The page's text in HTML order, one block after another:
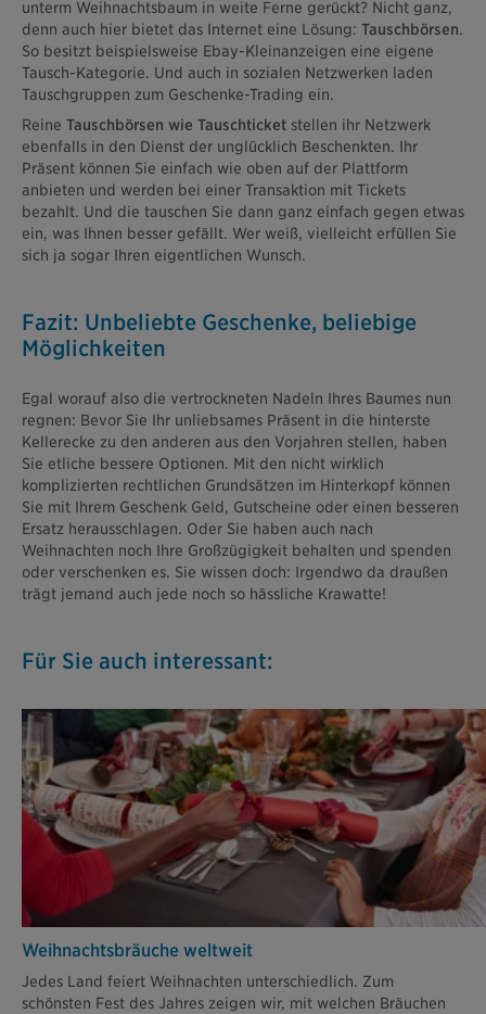
unterm Weihnachtsbaum in weite Ferne gerückt? Nicht ganz,
denn auch hier bietet das Internet eine Lösung: Tauschbörsen.
So besitzt beispielsweise Ebay-Kleinanzeigen eine eigene
Tausch-Kategorie. Und auch in sozialen Netzwerken laden
Tauschgruppen zum Geschenke-Trading ein.
Reine Tauschbörsen wie Tauschticket stellen ihr Netzwerk
ebenfalls in den Dienst der unglücklich Beschenkten. Ihr
Präsent können Sie einfach wie oben auf der Plattform
anbieten und werden bei einer Transaktion mit Tickets
bezahlt. Und die tauschen Sie dann ganz einfach gegen etwas
ein, was Ihnen besser gefällt. Wer weiß, vielleicht erfüllen Sie
sich ja sogar Ihren eigentlichen Wunsch.
Fazit: Unbeliebte Geschenke, beliebige
Möglichkeiten
Egal worauf also die vertrockneten Nadeln Ihres Baumes nun
regnen: Bevor Sie Ihr unliebsames Präsent in die hinterste
Kellerecke zu den anderen aus den Vorjahren stellen, haben
Sie etliche bessere Optionen. Mit den nicht wirklich
komplizierten rechtlichen Grundsätzen im Hinterkopf können
Sie mit Ihrem Geschenk Geld, Gutscheine oder einen besseren
Ersatz herausschlagen. Oder Sie haben auch nach
Weihnachten noch Ihre Großzügigkeit behalten und spenden
oder verschenken es. Sie wissen doch: Irgendwo da draußen
trägt jemand auch jede noch so hässliche Krawatte!
Für Sie auch interessant:
Weih­nachts­bräuche weltweit
Jedes Land feiert Weihnachten unterschiedlich. Zum
schönsten Fest des Jahres zeigen wir, mit welchen Bräuchen